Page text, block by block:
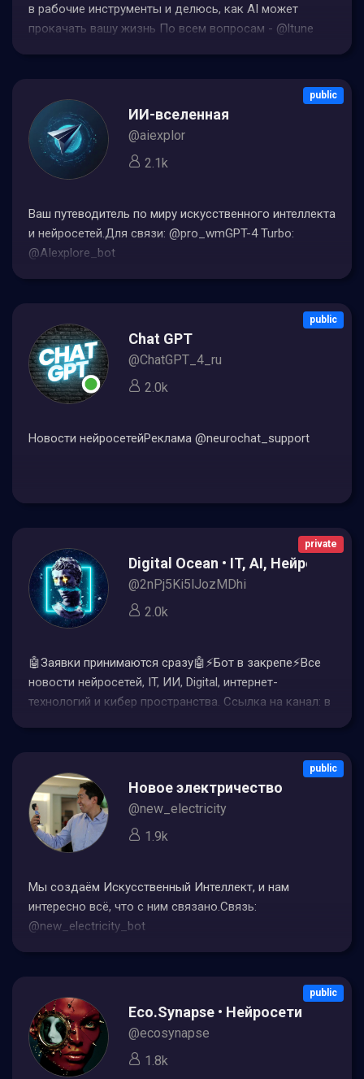
в рабочие инструменты и делюсь, как AI может
прокачать вашу жизнь По всем вопросам - @ltune
public
ИИ-вселенная
@aiexplor
2.1k
Ваш путеводитель по миру искусственного интеллекта
и нейросетей.Для связи: @pro_wmGPT-4 Turbo:
@AIexplore_bot
public
Chat GPT
@ChatGPT_4_ru
2.0k
Новости нейросетейРеклама @neurochat_support
private
Digital Ocean • IT, AI, Нейросети
@2nPj5Ki5lJozMDhi
2.0k
🤖Заявки принимаются сразу🤖⚡️Бот в закрепе⚡️Все
новости нейросетей, IT, ИИ, Digital, интернет-
технологий и кибер пространства. Ссылка на канал: в
public
Новое электричество
@new_electricity
1.9k
Мы создаём Искусственный Интеллект, и нам
интересно всё, что с ним связано.Связь:
@new_electricity_bot
public
Eco.Synapse • Нейросети
@ecosynapse
1.8k